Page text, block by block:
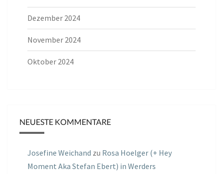
Dezember 2024
November 2024
Oktober 2024
NEUESTE KOMMENTARE
Josefine Weichand zu Rosa Hoelger (+ Hey
Moment Aka Stefan Ebert) in Werders